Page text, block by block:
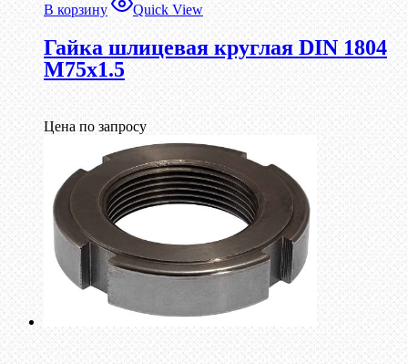
В корзину Quick View
Гайка шлицевая круглая DIN 1804
М75х1.5
Цена по запросу